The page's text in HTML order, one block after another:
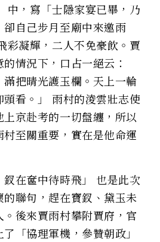
中，寫「士隱家宴已畢，乃
自己步月至廟中來邀雨
彩凝輝，二人不免豪飲。賈
情況下，口占一絕云：
滿把晴光護玉欄。天上一輪
看。」 雨村的淩雲壯志使
京赴考的一切盤纏，所以
至關重要，實在是他命運
釵在奩中待時飛」 也是此次
聯句，趕在寶釵、黛玉未
後來賈雨村攀附賈府，官
「協理軍機，參贊朝政」